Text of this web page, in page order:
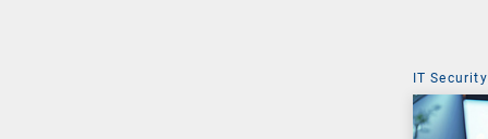
IT Security